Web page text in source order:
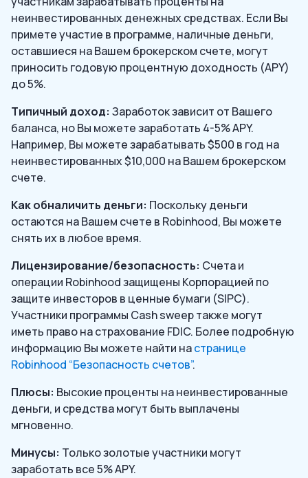
неинвестированных денежных средствах. Если Вы
примете участие в программе, наличные деньги,
оставшиеся на Вашем брокерском счете, могут
приносить годовую процентную доходность (APY)
до 5%.
Типичный доход: Заработок зависит от Вашего
баланса, но Вы можете заработать 4-5% APY.
Например, Вы можете зарабатывать $500 в год на
неинвестированных $10,000 на Вашем брокерском
счете.
Как обналичить деньги: Поскольку деньги
остаются на Вашем счете в Robinhood, Вы можете
снять их в любое время.
Лицензирование/безопасность: Счета и
операции Robinhood защищены Корпорацией по
защите инвесторов в ценные бумаги (SIPC).
Участники программы Cash sweep также могут
иметь право на страхование FDIC. Более подробную
информацию Вы можете найти настранице
Robinhood “Безопасность счетов”.
Плюсы: Высокие проценты на неинвестированные
деньги, и средства могут быть выплачены
мгновенно.
Минусы: Только золотые участники могут
заработать все 5% APY.